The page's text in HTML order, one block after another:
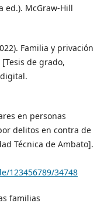
ed.). McGraw-Hill
Familia y privación
de grado,
en personas
delitos en contra de
Técnica de Ambato].
123456789/34748
familias